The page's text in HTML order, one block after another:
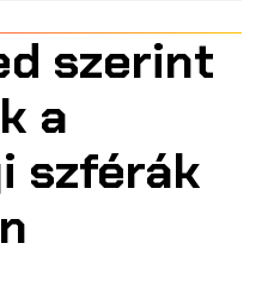
szerint
a
szférák